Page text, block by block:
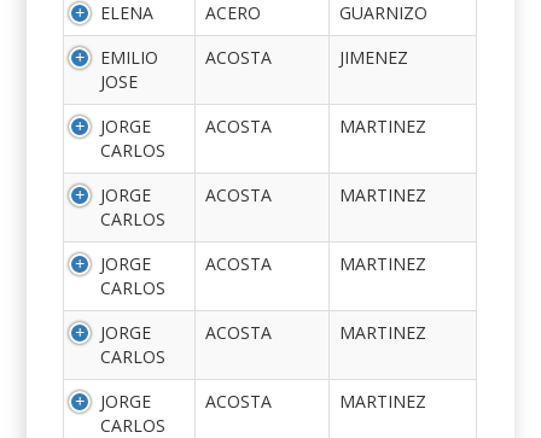
ELENA ACERO
GUARNIZO
EMILIO
JOSE
ACOSTA JIMENEZ
JORGE
CARLOS
ACOSTA MARTINEZ
JORGE
CARLOS
ACOSTA MARTINEZ
JORGE
CARLOS
ACOSTA MARTINEZ
JORGE
CARLOS
ACOSTA MARTINEZ
JORGE
CARLOS
ACOSTA MARTINEZ